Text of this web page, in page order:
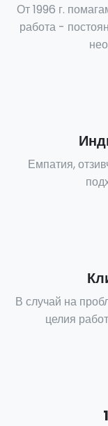
От 1996 г.
работа -
Емпатия,
В случай на
целия